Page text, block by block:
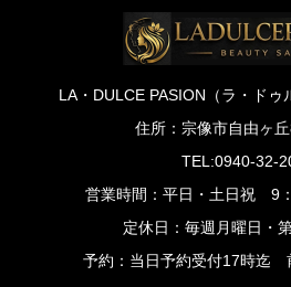
LA・DULCE PASION（ラ・ド
住所：宗像市自由ヶ
TEL:0940-32-
営業時間：平日・土日祝 9
定休日：毎週月曜日・
予約：当日予約受付17時迄